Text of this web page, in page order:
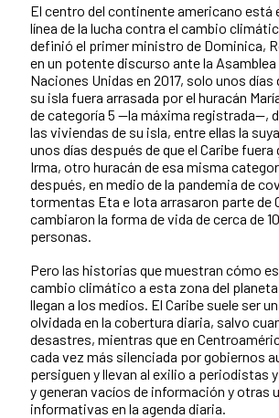
El centro del continente americano está
línea de la lucha contra el cambio
definió el primer ministro de Dominica,
en un potente discurso ante la Asamblea
Naciones Unidas en 2017, solo unos días
su isla fuera arrasada por el huracán
de categoría 5 —la máxima registrada—,
las viviendas de su isla, entre ellas la
unos días después de que el Caribe
Irma, otro huracán de esa misma
después, en medio de la pandemia de
tormentas Eta e Iota arrasaron parte de
cambiaron la forma de vida de cerca de
personas.
Pero las historias que muestran cómo
cambio climático a esta zona del
llegan a los medios. El Caribe suele ser
olvidada en la cobertura diaria, salvo
desastres, mientras que en
cada vez más silenciada por gobiernos
persiguen y llevan al exilio a periodistas
y generan vacíos de información y otras
informativas en la agenda diaria.